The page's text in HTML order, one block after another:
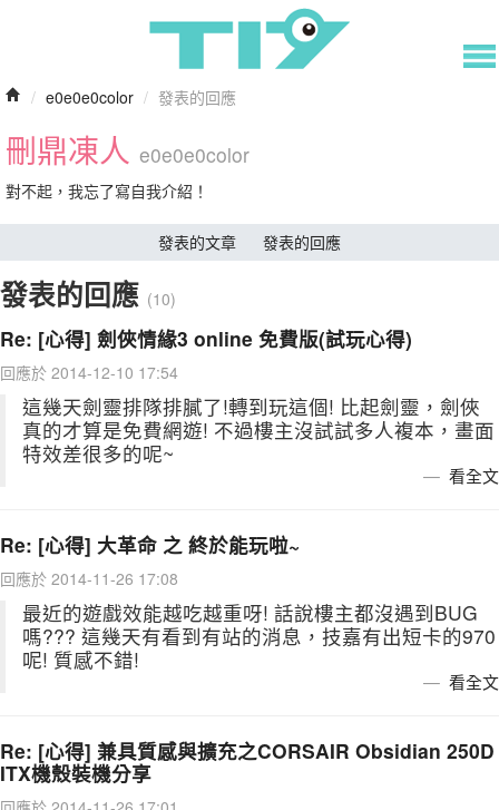
/ e0e0e0color / 發表的回應
刪鼎凍人 e0e0e0color
對不起，我忘了寫自我介紹！
發表的文章 發表的回應
發表的回應 (10)
Re: [心得] 劍俠情緣3 online 免費版(試玩心得)
回應於 2014-12-10 17:54
這幾天劍靈排隊排膩了!轉到玩這個! 比起劍靈，劍俠
真的才算是免費網遊! 不過樓主沒試試多人複本，畫面
特效差很多的呢~
看全文
Re: [心得] 大革命 之 終於能玩啦~
回應於 2014-11-26 17:08
最近的遊戲效能越吃越重呀! 話說樓主都沒遇到BUG
嗎??? 這幾天有看到有站的消息，技嘉有出短卡的970
呢! 質感不錯!
看全文
Re: [心得] 兼具質感與擴充之CORSAIR Obsidian 250D
ITX機殼裝機分享